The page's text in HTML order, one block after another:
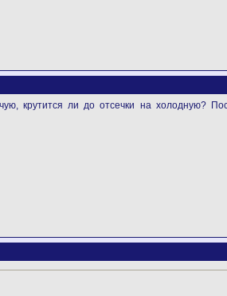
крутится ли до отсечки на холодную?